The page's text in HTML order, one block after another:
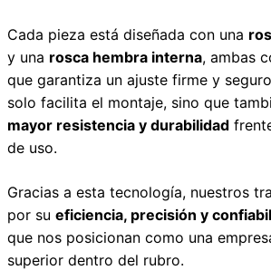
Cada pieza está diseñada con una
y una rosca hembra interna, ambas
que garantiza un ajuste firme y
solo facilita el montaje, sino que
mayor resistencia y durabilidad
de uso.
Gracias a esta tecnología, nuestros
por su eficiencia, precisión y
que nos posicionan como una
superior dentro del rubro.